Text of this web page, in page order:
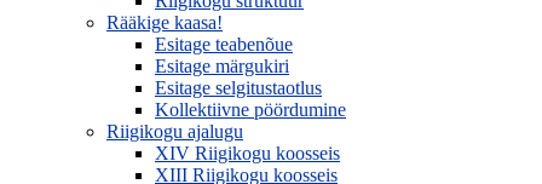
Rääkige kaasa!
Esitage teabenõue
Esitage märgukiri
Esitage selgitustaotlus
Kollektiivne pöördumine
Riigikogu ajalugu
XIV Riigikogu koosseis
XIII Riigikogu koosseis